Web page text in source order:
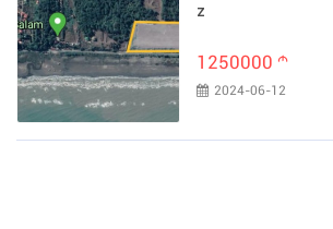
z
1250000 m
2024-06-12